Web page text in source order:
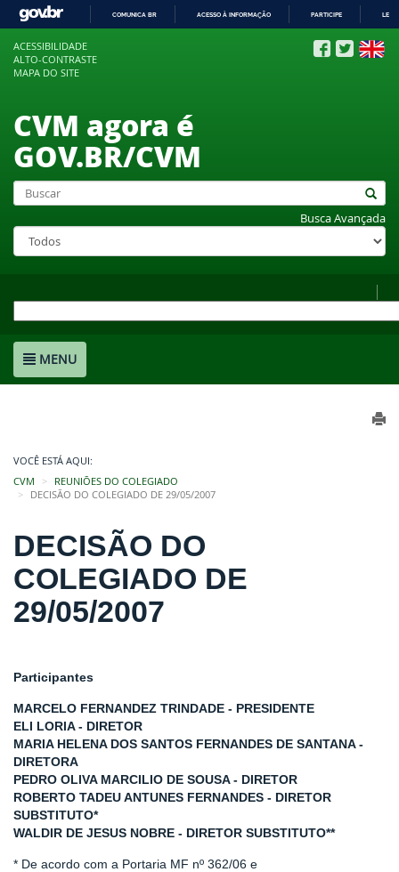
COMUNICA BR ACESSO À INFORMAÇÃO PARTICIPE
ACESSIBILIDADE
ALTO-CONTRASTE
MAPA DO SITE
CVM agora é
GOV.BR/CVM
Busca Avançada
MENU
VOCÊ ESTÁ AQUI:
CVM
REUNIÕES DO COLEGIADO
DECISÃO DO COLEGIADO DE 29/05/2007
DECISÃO DO
COLEGIADO DE
29/05/2007
Participantes
MARCELO FERNANDEZ TRINDADE - PRESIDENTE
ELI LORIA - DIRETOR
MARIA HELENA DOS SANTOS FERNANDES DE SANTANA -
DIRETORA
PEDRO OLIVA MARCILIO DE SOUSA - DIRETOR
ROBERTO TADEU ANTUNES FERNANDES - DIRETOR
SUBSTITUTO*
WALDIR DE JESUS NOBRE - DIRETOR SUBSTITUTO**
* De acordo com a Portaria MF nº 362/06 e